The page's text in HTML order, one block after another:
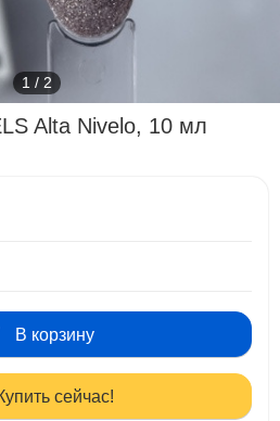
1 / 2
Alta Nivelo, 10 мл
В корзину
сейчас!